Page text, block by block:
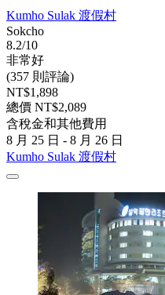
Kumho Sulak 渡假村
Sokcho
8.2/10
非常好
(357 則評論)
NT$1,898
總價 NT$2,089
含稅金和其他費用
8 月 25 日 - 8 月 26 日
Kumho Sulak 渡假村